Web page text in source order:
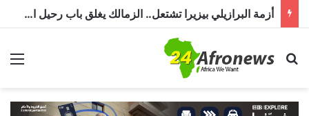
أزمة البرازيلي بيزيرا تشتعل.. الزمالك يغلق باب رحيل اللاعب ويؤكد : « لن ندخل في مفاوضات بشأن أي عروض »
بحث عن